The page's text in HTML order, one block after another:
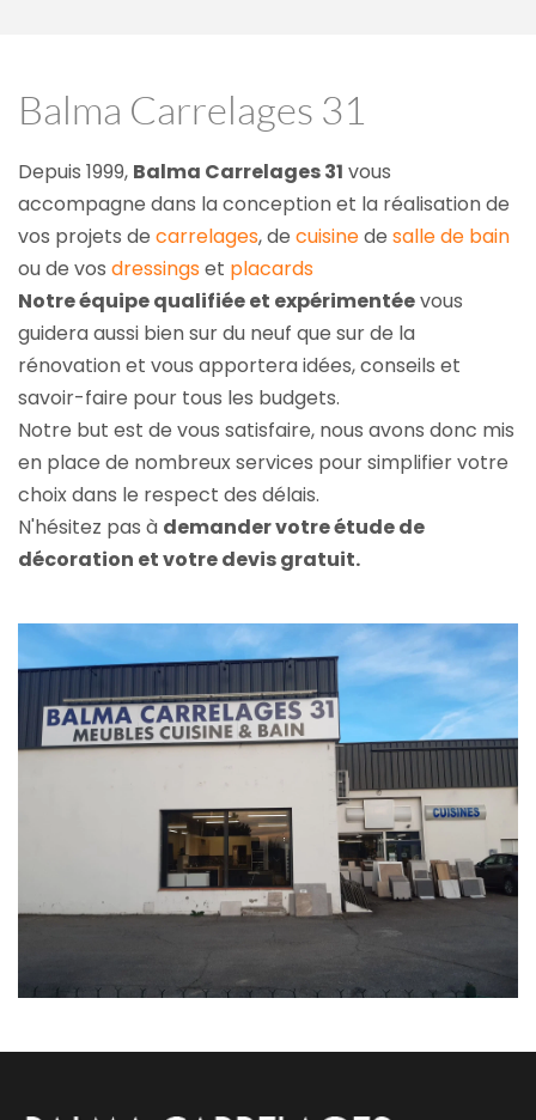
Balma Carrelages 31
Depuis 1999, Balma Carrelages 31 vous
accompagne dans la conception et la réalisation de
vos projets de carrelages, de cuisine de salle de bain
ou de vos dressings et placards
Notre équipe qualifiée et expérimentée vous
guidera aussi bien sur du neuf que sur de la
rénovation et vous apportera idées, conseils et
savoir-faire pour tous les budgets.
Notre but est de vous satisfaire, nous avons donc mis
en place de nombreux services pour simplifier votre
choix dans le respect des délais.
N'hésitez pas à demander votre étude de
décoration et votre devis gratuit.